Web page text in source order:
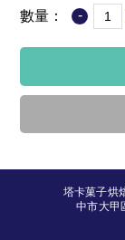
數量： -
塔卡菓子
中市大